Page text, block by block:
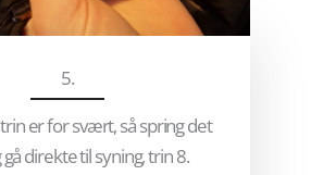
5.
er for svært, så spring det
direkte til syning, trin 8.